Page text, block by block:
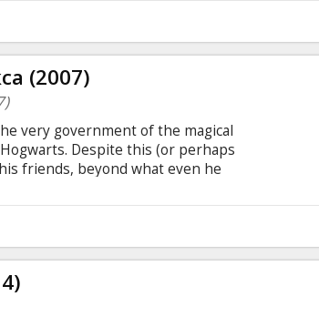
public since Voldemort (RALPH
night he murdered Harry's
(2007)
very government of the magical
Despite this (or perhaps
friends, beyond what even he